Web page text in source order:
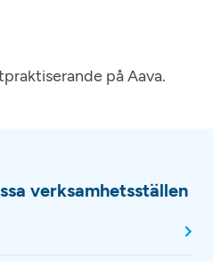
på Aava.
verksamhetsställen